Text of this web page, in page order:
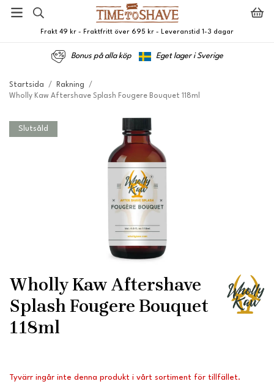
Frakt 49 kr - Fraktfritt över 695 kr - Leveranstid 1-3 dagar
Bonus på alla köp Eget lager i Sverige
Startsida / Rakning
/
Wholly Kaw Aftershave Splash Fougere Bouquet 118ml
Slutsåld
Wholly Kaw Aftershave
Splash Fougere Bouquet
118ml
Tyvärr ingår inte denna produkt i vårt sortiment för tillfället.